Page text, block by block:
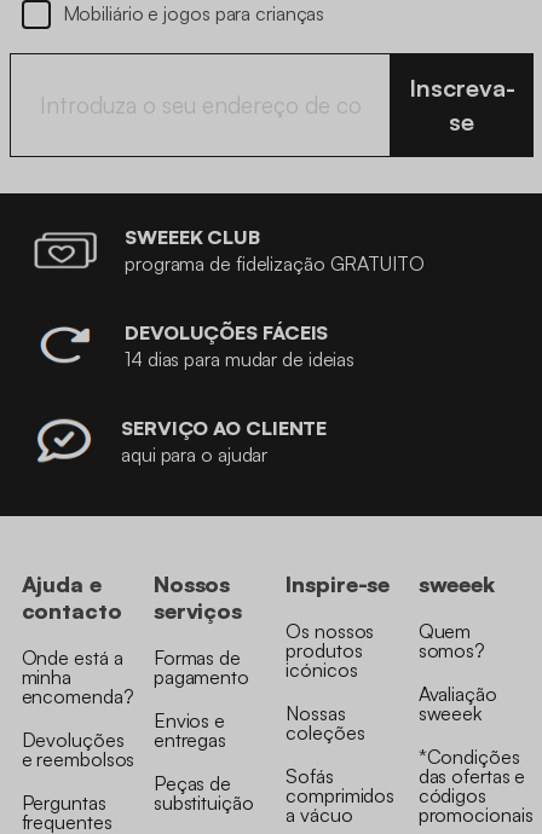
Mobiliário e jogos para crianças
Inscreva-
se
SWEEEK CLUB
programa de fidelização GRATUITO
DEVOLUÇÕES FÁCEIS
14 dias para mudar de ideias
SERVIÇO AO CLIENTE
aqui para o ajudar
Ajuda e
contacto
Onde está a
minha
encomenda?
Devoluções
e reembolsos
Perguntas
frequentes
Nossos
serviços
Formas de
pagamento
Envios e
entregas
Peças de
substituição
Inspire-se
Os nossos
produtos
icónicos
Nossas
coleções
Sofás
comprimidos
a vácuo
sweeek
Quem
somos?
Avaliação
sweeek
*Condições
das ofertas e
códigos
promocionais